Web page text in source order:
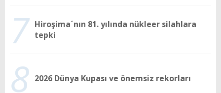
7 Hiroşima´nın 81. yılında nükleer silahlara
tepki
8 2026 Dünya Kupası ve önemsiz rekorları